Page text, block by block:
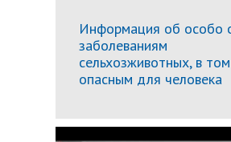
Информация об особо
заболеваниям
сельхозживотных, в
опасным для человека